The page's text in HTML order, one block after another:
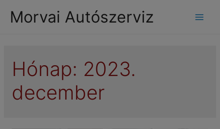
Morvai Autószerviz
Hónap: 2023.
december